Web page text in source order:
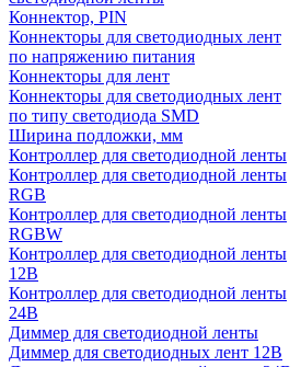
Коннектор, PIN
Коннекторы для светодиодных лент
по напряжению питания
Коннекторы для лент
Коннекторы для светодиодных лент
по типу светодиода SMD
Ширина подложки, мм
Контроллер для светодиодной ленты
Контроллер для светодиодной ленты
RGB
Контроллер для светодиодной ленты
RGBW
Контроллер для светодиодной ленты
12В
Контроллер для светодиодной ленты
24В
Диммер для светодиодной ленты
Диммер для светодиодных лент 12В